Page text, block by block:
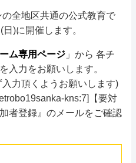
全地区共通の公式教育で
)に開催します。
ム専用ページ 」から 各チ
入力をお願いします。
力頂くようお願いします)
kns:7]【要対
者登録』のメールをご確認